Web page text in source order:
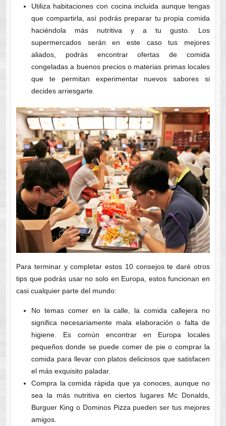
Utiliza habitaciones con cocina incluida aunque tengas
que compartirla, así podrás preparar tu propia comida
haciéndola más nutritiva y a tu gusto. Los
supermercados serán en este caso tus mejores
aliados, podrás encontrar ofertas de comida
congeladas a buenos precios o materias primas locales
que te permitan experimentar nuevos sabores si
decides arriesgarte.
Para terminar y completar estos 10 consejos te daré otros
tips que podrás usar no solo en Europa, estos funcionan en
casi cualquier parte del mundo:
No temas comer en la calle, la comida callejera no
significa necesariamente mala elaboración o falta de
higiene. Es común encontrar en Europa locales
pequeños donde se puede comer de pie o comprar la
comida para llevar con platos deliciosos que satisfacen
el más exquisito paladar.
Compra la comida rápida que ya conoces, aunque no
sea la más nutritiva en ciertos lugares Mc Donalds,
Burguer King o Dominos Pizza pueden ser tus mejores
amigos.